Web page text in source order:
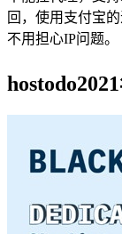
回，使用支付宝
不用担心IP问题。